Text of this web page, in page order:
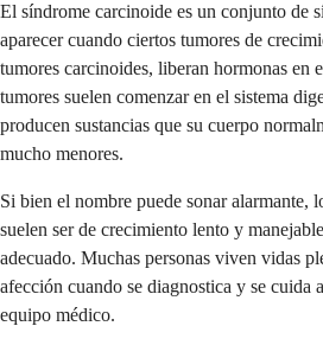
El síndrome carcinoide es un conjunto de
aparecer cuando ciertos tumores de
tumores carcinoides, liberan hormonas en
tumores suelen comenzar en el sistema
producen sustancias que su cuerpo
mucho menores.
Si bien el nombre puede sonar alarmante,
suelen ser de crecimiento lento y
adecuado. Muchas personas viven vidas
afección cuando se diagnostica y se cuida
equipo médico.